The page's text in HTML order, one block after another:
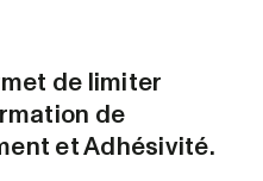
de limiter
de
et Adhésivité.